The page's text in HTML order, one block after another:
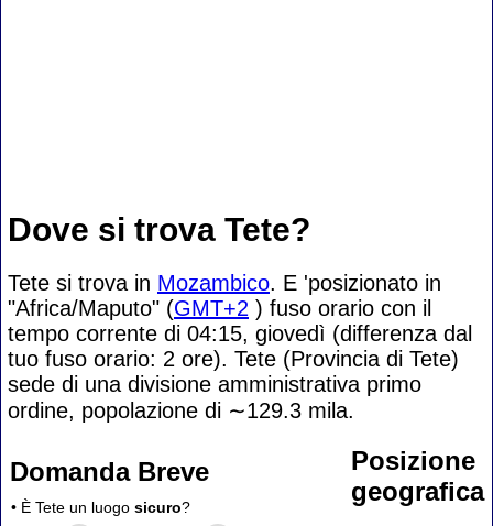
Dove si trova Tete?
Tete si trova in Mozambico. E 'posizionato in
"Africa/Maputo" (GMT+2 ) fuso orario con il
tempo corrente di 04:15, giovedì (differenza dal
tuo fuso orario: 2 ore). Tete (Provincia di Tete)
sede di una divisione amministrativa primo
ordine, popolazione di ∼129.3 mila.
Domanda Breve
• È Tete un luogo sicuro?
Posizione
geografica